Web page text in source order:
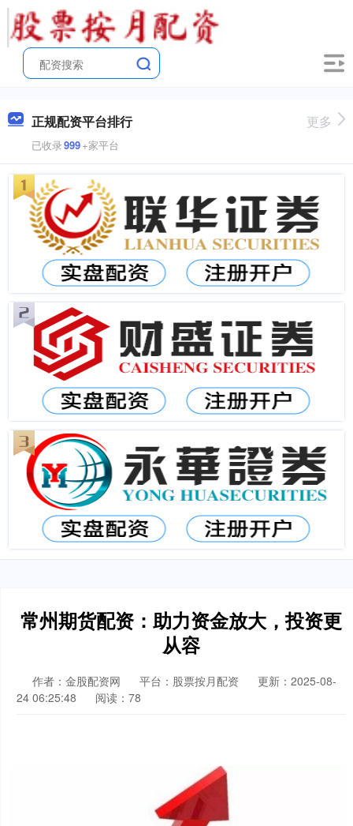
正规配资平台排行
已收录999+家平台
更多
常州期货配资：助力资金放大，投资更
从容
作者：金股配资网 平台：股票按月配资
更新：2025-08-
24 06:25:48
阅读：78